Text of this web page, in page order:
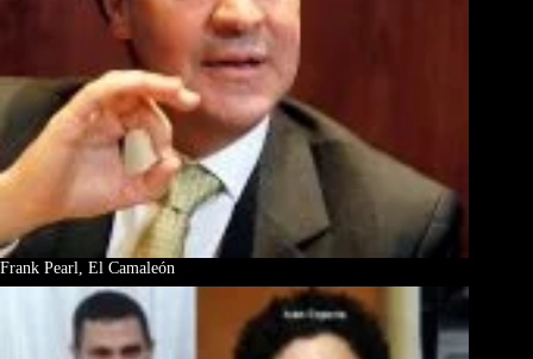
Frank Pearl, El Camaleón